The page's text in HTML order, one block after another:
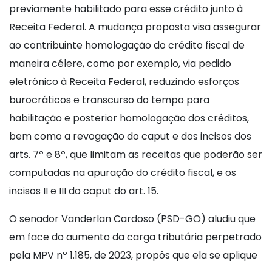
previamente habilitado para esse crédito junto à
Receita Federal. A mudança proposta visa assegurar
ao contribuinte homologação do crédito fiscal de
maneira célere, como por exemplo, via pedido
eletrônico à Receita Federal, reduzindo esforços
burocráticos e transcurso do tempo para
habilitação e posterior homologação dos créditos,
bem como a revogação do caput e dos incisos dos
arts. 7º e 8º, que limitam as receitas que poderão ser
computadas na apuração do crédito fiscal, e os
incisos II e III do caput do art. 15.
O senador Vanderlan Cardoso (PSD-GO) aludiu que
em face do aumento da carga tributária perpetrado
pela MPV nº 1.185, de 2023, propôs que ela se aplique